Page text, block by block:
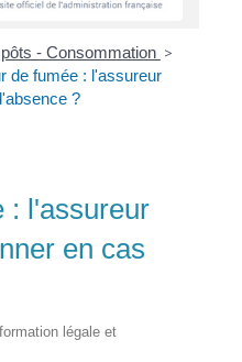
- Consommation >
de fumée : l'assureur
?
: l'assureur
en cas
légale et